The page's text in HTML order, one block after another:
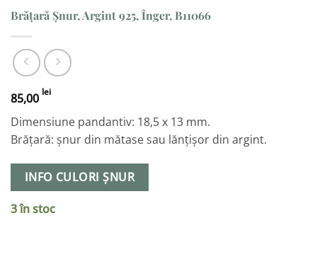
Brățară Șnur, Argint 925, Înger, B11066
85,00 lei
Dimensiune pandantiv: 18,5 x 13 mm.
Brățară: șnur din mătase sau lănțișor din argint.
INFO CULORI ȘNUR
3 în stoc